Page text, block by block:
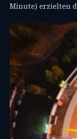
Minute) erzielten